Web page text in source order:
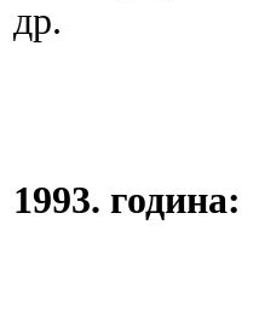
др.
1993. година: